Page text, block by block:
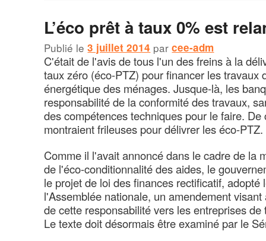
L’éco prêt à taux 0% est
Publié le3 juillet 2014 parcee-adm
C'était de l'avis de tous l'un des freins à la
taux zéro (éco-PTZ) pour financer les travaux
énergétique des ménages. Jusque-là, les
responsabilité de la conformité des travaux,
des compétences techniques pour le faire. De
montraient frileuses pour délivrer les éco-PTZ.
Comme il l'avait annoncé dans le cadre de la
de l'éco-conditionnalité des aides, le
le projet de loi des finances rectificatif, adopté
l'Assemblée nationale, un amendement
de cette responsabilité vers les entreprises
Le texte doit désormais être examiné par le